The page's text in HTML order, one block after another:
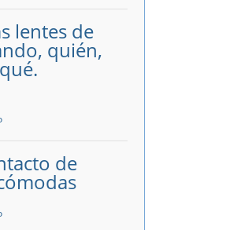
lentes de
quién,
de